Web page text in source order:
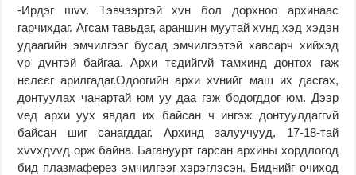
-Ирдэг шvv. Тэвчээртэй хvн бол дорхноо архинаас
гарчихдаг. Агсам тавьдаг, араншин муутай хvнд хэд хэдэн
удаагийн эмчилгээг бусад эмчилгээтэй хавсарч хийхэд
vр дvнтэй байгаа. Архи тєдийгvй тамхинд донтох гаж
нєлєєг арилгадаг.Одоогийн архи хvнийг маш их дасгах,
донтуулах чанартай юм уу даа гэж бодогддог юм. Дээр
vед архи уух явдал их байсан ч ингэж донтуулдаггvй
байсан шиг санагддаг. Архинд залуучууд, 17-18-тай
хvvхдvvд орж байна. Багануурт гарсан архины хордлогод
бид плазмаферез эмчилгээг хэрэглэсэн. Биднийг очиход